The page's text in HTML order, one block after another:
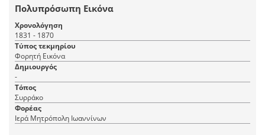
Πολυπρόσωπη Εικόνα
Χρονολόγηση
1831 - 1870
Τύπος τεκμηρίου
Φορητή Εικόνα
Δημιουργός
-
Τόπος
Συρράκο
Φορέας
Ιερά Μητρόπολη Ιωαννίνων